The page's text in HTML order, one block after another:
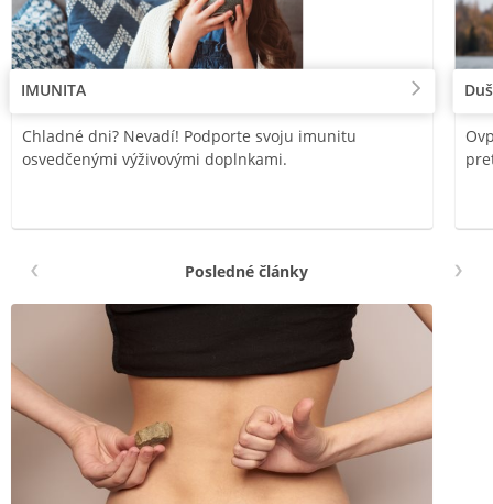
IMUNITA
Chladné dni? Nevadí! Podporte svoju imunitu
osvedčenými výživovými doplnkami.
Posledné články